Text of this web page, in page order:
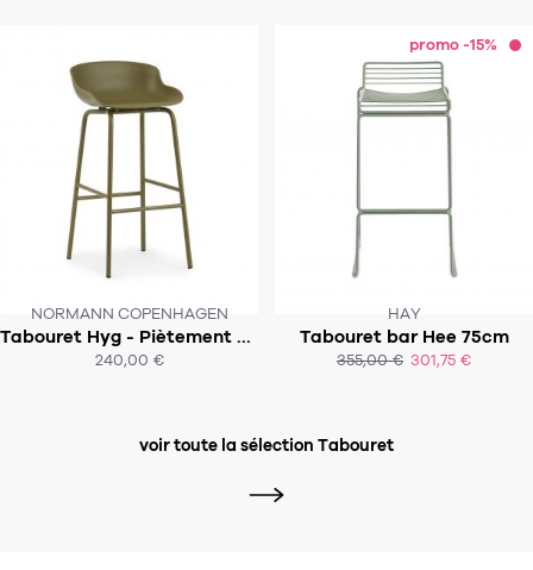
NORMANN COPENHAGEN
Tabouret Hyg - Piètement métal - H75
240,00 €
SOUS 4-5 SEMAINES
ACHAT EXPRESS
promo -15%
HAY
Tabouret bar Hee 75cm
355,00 € 301,75 €
CE PRODUIT N'EST PLUS EN STOCK
:-(
ACHAT EXPRESS
voir toute la sélection Tabouret